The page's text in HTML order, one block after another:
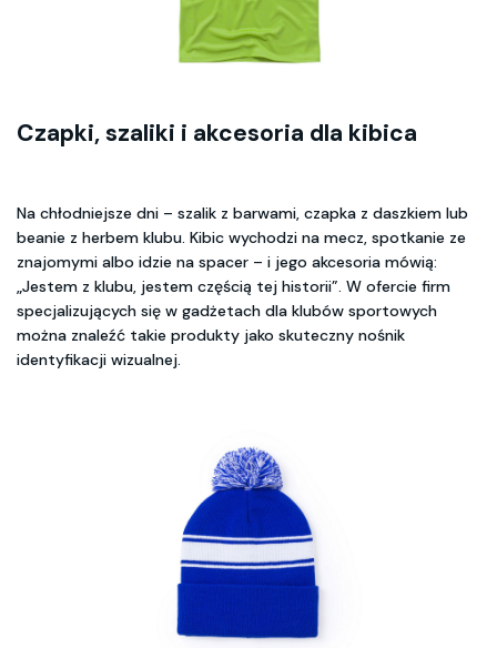
Czapki, szaliki i akcesoria dla kibica
Na chłodniejsze dni – szalik z barwami, czapka z daszkiem lub
beanie z herbem klubu. Kibic wychodzi na mecz, spotkanie ze
znajomymi albo idzie na spacer – i jego akcesoria mówią:
„Jestem z klubu, jestem częścią tej historii”. W ofercie firm
specjalizujących się w gadżetach dla klubów sportowych
można znaleźć takie produkty jako skuteczny nośnik
identyfikacji wizualnej.